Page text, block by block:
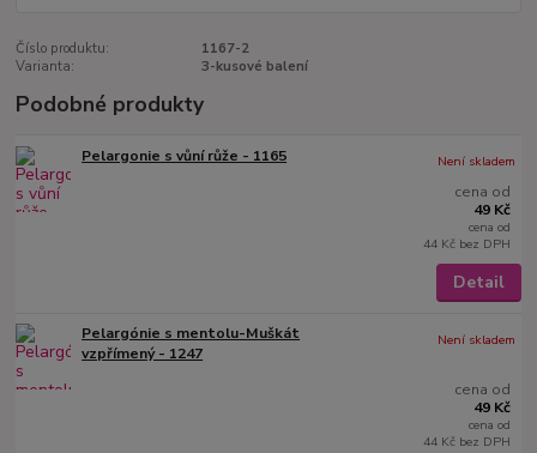
Číslo produktu:
1167-2
Varianta:
3-kusové balení
Podobné produkty
Pelargonie s vůní růže - 1165
cena od
49 Kč
cena od
44 Kč bez DPH
Není skladem
Detail
Pelargónie s mentolu-Muškát
vzpřímený - 1247
cena od
49 Kč
cena od
44 Kč bez DPH
Není skladem